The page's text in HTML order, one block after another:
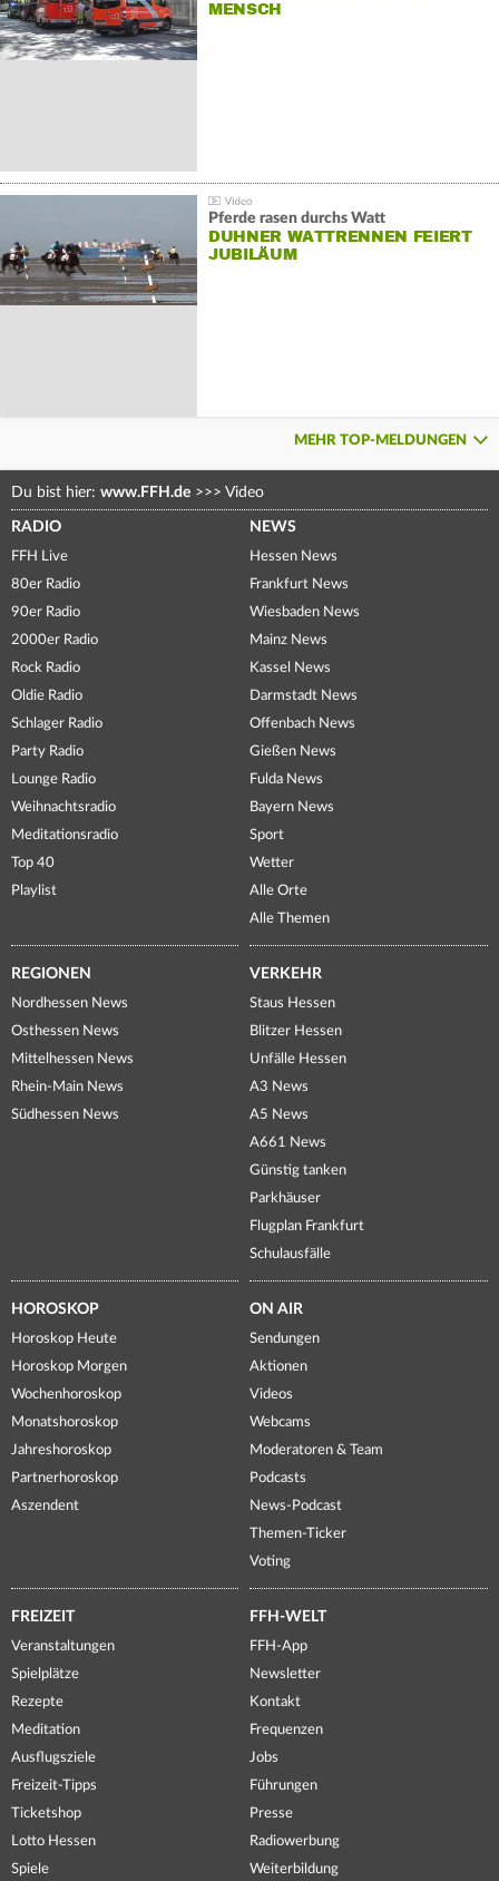
MENSCH
Pferde rasen durchs Watt
DUHNER WATTRENNEN FEIERT
JUBILÄUM
MEHR TOP-MELDUNGEN
Du bist hier: www.FFH.de >>> Video
RADIO
FFH Live
80er Radio
90er Radio
2000er Radio
Rock Radio
Oldie Radio
Schlager Radio
Party Radio
Lounge Radio
Weihnachtsradio
Meditationsradio
Top 40
Playlist
NEWS
Hessen News
Frankfurt News
Wiesbaden News
Mainz News
Kassel News
Darmstadt News
Offenbach News
Gießen News
Fulda News
Bayern News
Sport
Wetter
Alle Orte
Alle Themen
REGIONEN
Nordhessen News
Osthessen News
Mittelhessen News
Rhein-Main News
Südhessen News
VERKEHR
Staus Hessen
Blitzer Hessen
Unfälle Hessen
A3 News
A5 News
A661 News
Günstig tanken
Parkhäuser
Flugplan Frankfurt
Schulausfälle
HOROSKOP
Horoskop Heute
Horoskop Morgen
Wochenhoroskop
Monatshoroskop
Jahreshoroskop
Partnerhoroskop
Aszendent
ON AIR
Sendungen
Aktionen
Videos
Webcams
Moderatoren & Team
Podcasts
News-Podcast
Themen-Ticker
Voting
FREIZEIT
Veranstaltungen
Spielplätze
Rezepte
Meditation
Ausflugsziele
Freizeit-Tipps
Ticketshop
Lotto Hessen
Spiele
FFH-WELT
FFH-App
Newsletter
Kontakt
Frequenzen
Jobs
Führungen
Presse
Radiowerbung
Weiterbildung